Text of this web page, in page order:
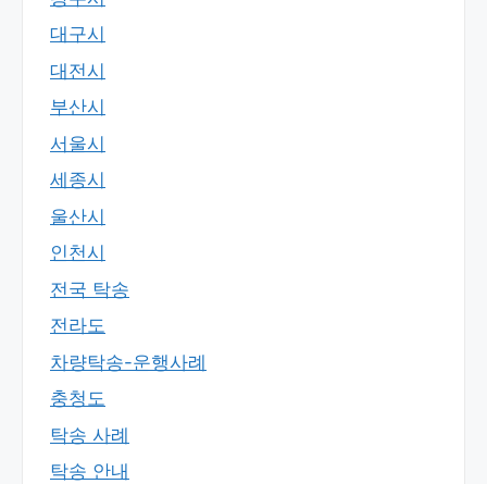
대구시
대전시
부산시
서울시
세종시
울산시
인천시
전국 탁송
전라도
차량탁송-운행사례
충청도
탁송 사례
탁송 안내